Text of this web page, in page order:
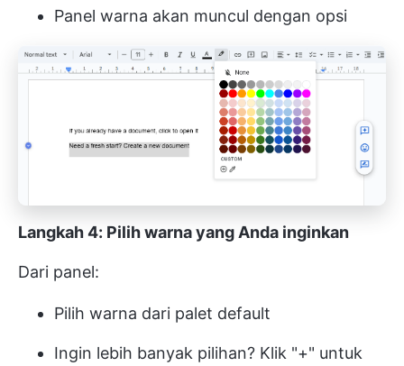
Panel warna akan muncul dengan opsi
Langkah 4: Pilih warna yang Anda inginkan
Dari panel:
Pilih warna dari palet default
Ingin lebih banyak pilihan? Klik "+" untuk